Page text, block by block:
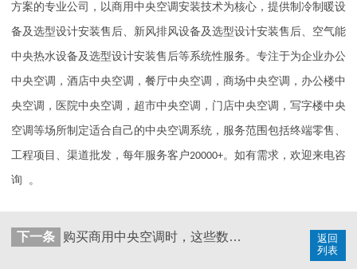
方案的专业公司，以商用中央空调安装技术为核心，提供制冷制暖设
备及选型设计安装售后、新风排风设备及选型设计安装售后、空气能
中央热水设备及选型设计安装售后等系统性服务。专注于为企业办公
中央空调，酒店中央空调，餐厅中央空调，商场中央空调，办公楼中
央空调，医院中央空调，超市中央空调，门店中央空调，写字楼中央
空调等场所制定适合自己的中央空调系统，服务范围包括终端零售、
工程项目、渠道批发，每年服务客户20000+。如有需求，欢迎来电咨
询 。
返回
列表
下一条 购买商用中央空调时，这些数据指标必须搞懂 「国佳冷暖」